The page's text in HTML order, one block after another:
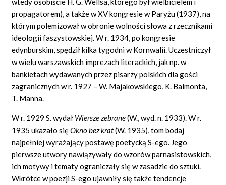
propagatorem), a także w XV kongresie w Paryżu (1937), na
którym polemizował w obronie wolności słowa z rzecznikami
ideologii faszystowskiej. W r. 1934, po kongresie
edynburskim, spędził kilka tygodni w Kornwalii. Uczestniczył
w wielu warszawskich imprezach literackich, jak np. w
bankietach wydawanych przez pisarzy polskich dla gości
zagranicznych w r. 1927 – W. Majakowskiego, K. Balmonta,
T. Manna.
W r. 1929 S. wydał Wiersze zebrane(W., wyd. n. 1933). W r.
1935 ukazało sięOkno bez krat(W. 1935), tom bodaj
najpełniej wyrażający postawę poetycką S-ego. Jego
pierwsze utwory nawiązywały do wzorów parnasistowskich,
ich motywy i tematy ograniczały się w zasadzie do sztuki.
Wkrótce w poezji S-ego ujawniły się także tendencje